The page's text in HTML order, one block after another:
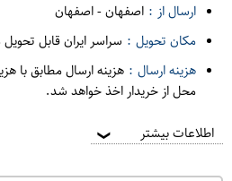
ارسال از : اصفهان-اصفهان
مکان تحویل : سراسر ایران قابل
هزینه ارسال : هزینه ارسال مطابق با
محل از خریدار اخذ خواهد شد.
اطلاعات بیشتر ❯